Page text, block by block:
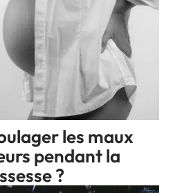
les maux
pendant la
?